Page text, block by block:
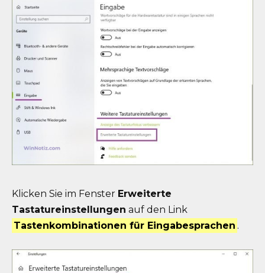
Klicken Sie im Fenster Erweiterte
Tastatureinstellungen auf den Link
Tastenkombinationen für Eingabesprachen .